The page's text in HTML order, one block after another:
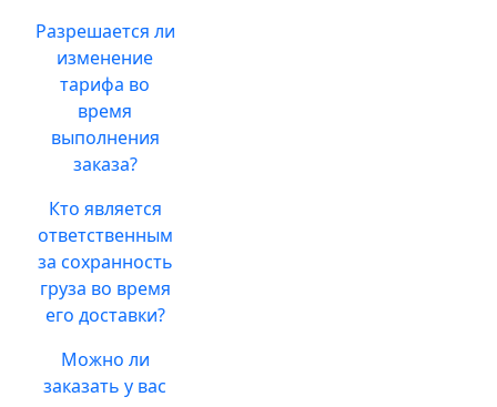
Разрешается ли
изменение
тарифа во
время
выполнения
заказа?
Кто является
ответственным
за сохранность
груза во время
его доставки?
Можно ли
заказать у вас